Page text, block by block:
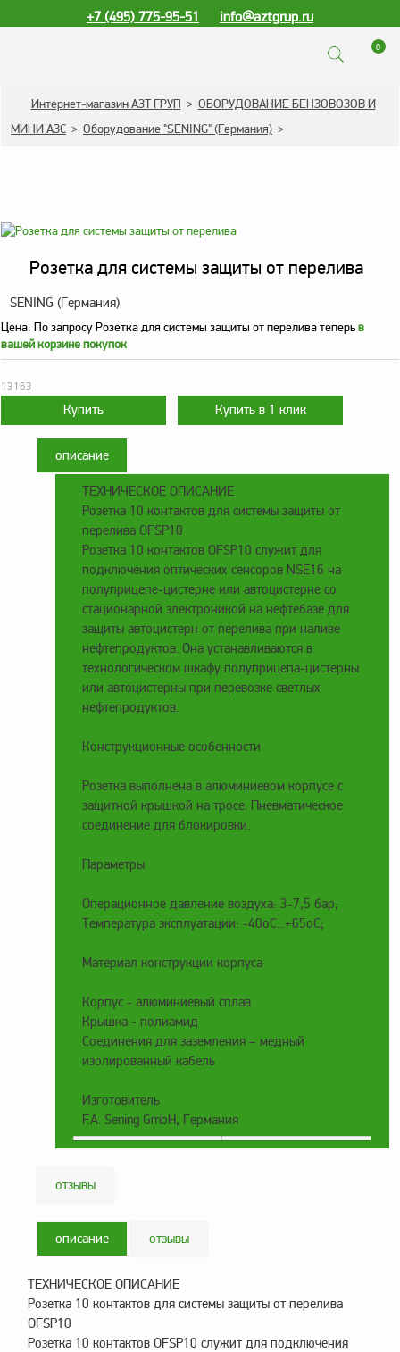
+7 (495) 775-95-51 info@aztgrup.ru
0
КАТАЛОГ ПРОДУКЦИИ
Топливораздаточные
Зарядные станции
ТРК и ГРК
Запасные части к ТРК
и ГРК
Электронное
оборудование
Пульты управления,
контроллеры
Устройства громкой
связи и оповещения
Краны раздаточные,
з/ч и комплектующие
Резервуарное
оборудование
Запорная арматура
Счетчики и фильтры
Метрологическое
Рукава, шланги и
Соединительная
автоцистерн и
комплектующие
Продукция НПП
Газоаналитическое
оборудование
частей из Артамида
ОБОРУДОВАНИЕ
МИНИ АЗС
ОБОРУДОВАНИЕ
АГЗС, ГНС
Интернет-магазин АЗТ ГРУП > ОБОРУДОВАНИЕ БЕНЗОВОЗОВ И
МИНИ АЗС > Оборудование "SENING" (Германия) >
Розетка для системы защиты от перелива
SENING (Германия)
Цена: По запросуРозетка для системы защиты от перелива теперьв
вашей корзине покупок
13163
описание
ТЕХНИЧЕСКОЕ ОПИСАНИЕ
Розетка 10 контактов для системы защиты от
перелива OFSP10
Розетка 10 контактов OFSP10 служит для
подключения оптических сенсоров NSE16 на
полуприцепе-цистерне или автоцистерне со
стационарной электроникой на нефтебазе для
защиты автоцистерн от перелива при наливе
нефтепродуктов. Она устанавливаются в
технологическом шкафу полуприцепа-цистерны
или автоцистерны при перевозке светлых
нефтепродуктов.
Конструкционные особенности
Розетка выполнена в алюминиевом корпусе с
защитной крышкой на тросе. Пневматическое
соединение для блокировки.
Параметры
Операционное давление воздуха: 3-7,5 бар;
Температура эксплуатации: -40оС...+65оС;
Материал конструкции корпуса
Корпус - алюминиевый сплав
Крышка - полиамид
Соединения для заземления – медный
изолированный кабель
Изготовитель
F.A. Sening GmbH, Германия
отзывы
описание отзывы
ТЕХНИЧЕСКОЕ ОПИСАНИЕ
Розетка 10 контактов для системы защиты от перелива
OFSP10
Розетка 10 контактов OFSP10 служит для подключения